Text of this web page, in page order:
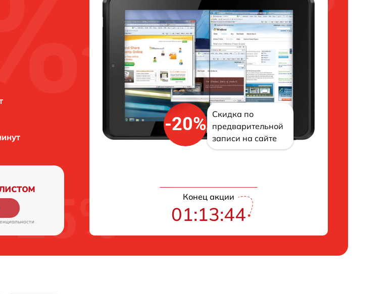
-20%
Скидка по
предварительной
записи на сайте
Конец акции
01:13:43